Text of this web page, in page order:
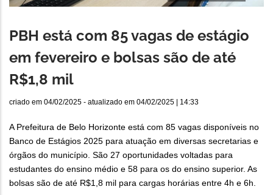
PBH está com 85 vagas de estágio
em fevereiro e bolsas são de até
R$1,8 mil
criado em 04/02/2025 - atualizado em 04/02/2025 | 14:33
A Prefeitura de Belo Horizonte está com 85 vagas disponíveis no
Banco de Estágios 2025 para atuação em diversas secretarias e
órgãos do município. São 27 oportunidades voltadas para
estudantes do ensino médio e 58 para os do ensino superior. As
bolsas são de até R$1,8 mil para cargas horárias entre 4h e 6h.